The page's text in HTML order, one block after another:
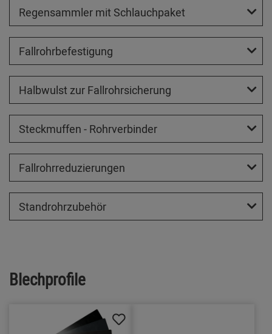
Regensammler mit Schlauchpaket
Fallrohrbefestigung
Halbwulst zur Fallrohrsicherung
Steckmuffen - Rohrverbinder
Fallrohrreduzierungen
Standrohrzubehör
Blechprofile